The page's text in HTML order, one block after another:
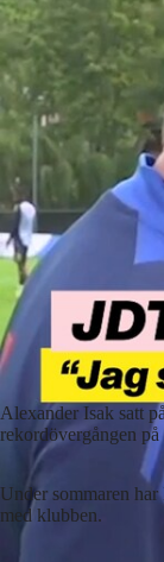
Alexander Isak satt
rekordövergången
Under sommaren
med klubben.